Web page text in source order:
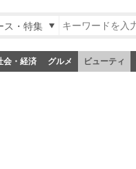
ス・特集
会・経済 グルメ ビューティ